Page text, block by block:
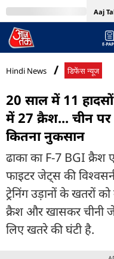
Aaj
MumbaiTak
Hindi News डिफेंस न्यूज
20 साल में 11
में 27 क्रैश... चीन
कितना नुकसान
ढाका का F-7 BGI क्रैश
फाइटर जेट्स की
ट्रेनिंग उड़ानों के खतरों
क्रैश और खासकर चीनी
लिए खतरे की घंटी है.